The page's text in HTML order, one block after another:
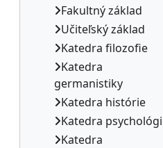
Fakultný základ
Učiteľský základ
Katedra filozofie
Katedra
germanistiky
Katedra histórie
Katedra
Katedra